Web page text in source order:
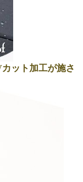
ット加工が施さ